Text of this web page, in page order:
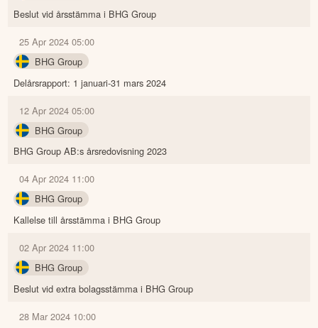
Beslut vid årsstämma i BHG Group
25 Apr 2024 05:00
BHG Group
Delårsrapport: 1 januari-31 mars 2024
12 Apr 2024 05:00
BHG Group
BHG Group AB:s årsredovisning 2023
04 Apr 2024 11:00
BHG Group
Kallelse till årsstämma i BHG Group
02 Apr 2024 11:00
BHG Group
Beslut vid extra bolagsstämma i BHG Group
28 Mar 2024 10:00